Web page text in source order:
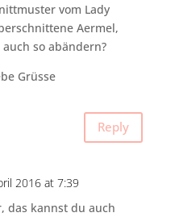
vom Lady
Aermel,
so abändern?
Grüsse
Reply
2016 at 7:39
das kannst du auch